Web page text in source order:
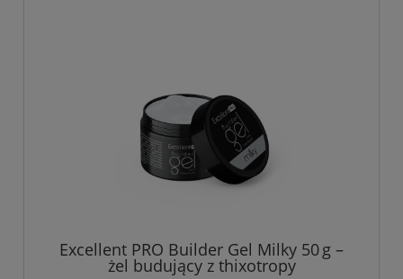
Excellent PRO Builder Gel Milky 50 g –
żel budujący z thixotropy